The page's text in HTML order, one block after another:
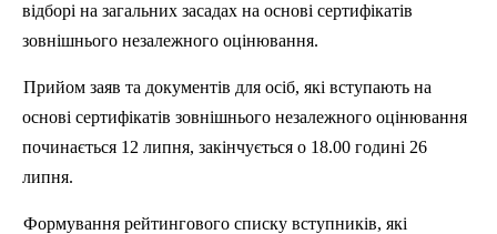
відборі на загальних засадах на основі сертифікатів
зовнішнього незалежного оцінювання.
Прийом заяв та документів для осіб, які вступають на
основі сертифікатів зовнішнього незалежного оцінювання
починається 12 липня, закінчується о 18.00 годині 26
липня.
Формування рейтингового списку вступників, які